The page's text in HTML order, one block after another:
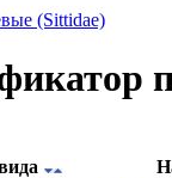
(Sittidae)